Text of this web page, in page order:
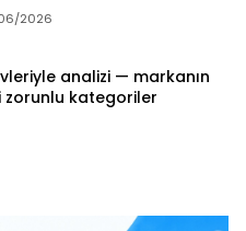
2026
analizi — markanın
zorunlu kategoriler